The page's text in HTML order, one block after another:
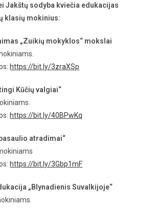
Jakštų sodyba kviečia edukacijas
klasių mokinius:
„Zuikių mokyklos“ mokslai
https://bit.ly/3zraXSp
Kūčių valgiai“
https://bit.ly/40BPwKq
atradimai“
https://bit.ly/3Gbp1mF
„Blynadienis Suvalkijoje“